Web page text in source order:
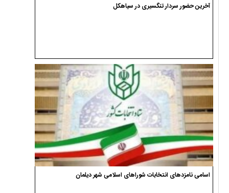
آخرین حضور سردار تنگسیری در سیاهکل
اسامی نامزدهای انتخابات شوراهای اسلامی شهر دیلمان